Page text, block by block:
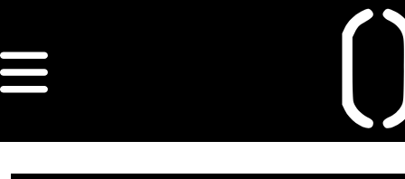
ORDRE DES
ARCHITECTES